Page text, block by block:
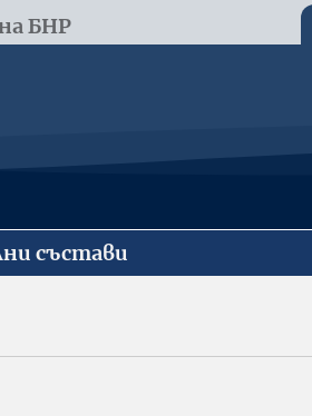
БНР
състави